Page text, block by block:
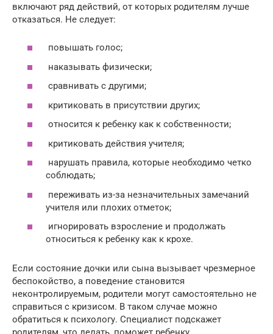
включают ряд действий, от которых родителям лучше
отказаться. Не следует:
повышать голос;
наказывать физически;
сравнивать с другими;
критиковать в присутствии других;
относится к ребенку как к собственности;
критиковать действия учителя;
нарушать правила, которые необходимо четко
соблюдать;
переживать из-за незначительных замечаний
учителя или плохих отметок;
игнорировать взросление и продолжать
относиться к ребенку как к крохе.
Если состояние дочки или сына вызывает чрезмерное
беспокойство, а поведение становится
неконтролируемым, родители могут самостоятельно не
справиться с кризисом. В таком случае можно
обратиться к психологу. Специалист подскажет